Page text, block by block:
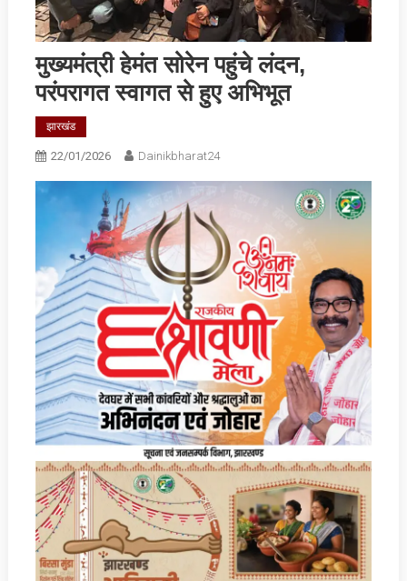
मुख्यमंत्री हेमंत सोरेन पहुंचे लंदन,
परंपरागत स्वागत से हुए अभिभूत
झारखंड
22/01/2026 Dainikbharat24